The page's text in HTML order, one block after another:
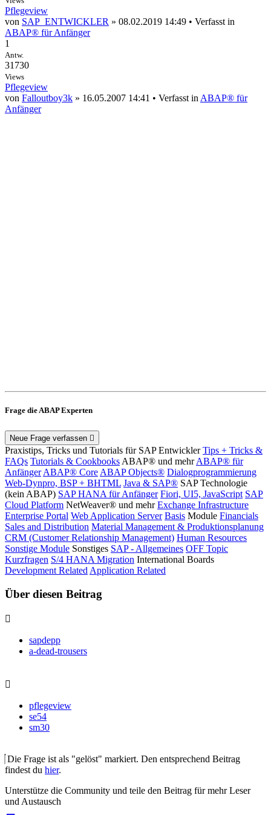
Pflegeview
von SAP_ENTWICKLER » 08.02.2019 14:49 • Verfasst in
ABAP® für Anfänger
1
Antw.
31730
Views
Pflegeview
von Falloutboy3k » 16.05.2007 14:41 • Verfasst in ABAP® für
Anfänger
Frage die ABAP Experten
Neue Frage verfassen
Praxistips, Tricks und Tutorials für SAP Entwickler Tips + Tricks &
FAQs Tutorials & Cookbooks ABAP® und mehr ABAP® für
Anfänger ABAP® Core ABAP Objects® Dialogprogrammierung
Web-Dynpro, BSP + BHTML Java & SAP® SAP Technologie
(kein ABAP) SAP HANA für Anfänger Fiori, UI5, JavaScript SAP
Cloud Platform NetWeaver® und mehr Exchange Infrastructure
Enterprise Portal Web Application Server Basis Module Financials
Sales and Distribution Material Management & Produktionsplanung
CRM (Customer Relationship Management) Human Resources
Sonstige Module Sonstiges SAP - Allgemeines OFF Topic
Kurzfragen S/4 HANA Migration International Boards
Development Related Application Related
Über diesen Beitrag
sapdepp
a-dead-trousers
pflegeview
se54
sm30
Die Frage ist als "gelöst" markiert. Den entsprechend Beitrag
findest du hier.
Unterstütze die Community und teile den Beitrag für mehr Leser
und Austausch